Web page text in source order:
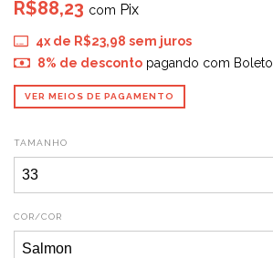
R$88,23 com
4x de R$23,98 sem juros
8% de descontopagando com Boleto
VER MEIOS DE PAGAMENTO
TAMANHO
COR/COR